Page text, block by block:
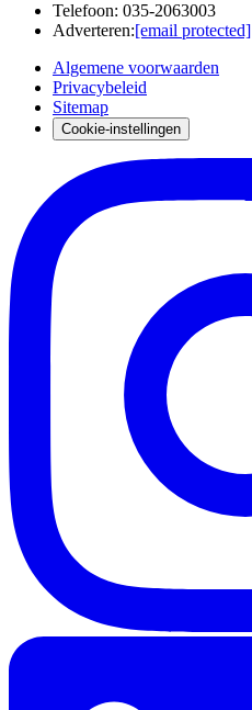
Telefoon: 035-2063003
Adverteren:[email protected]
Algemene voorwaarden
Privacybeleid
Sitemap
Cookie-instellingen